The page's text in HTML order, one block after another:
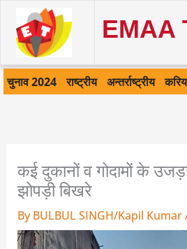
content
EMAA
चुनाव 2024 राष्ट्रीय अन्तर्राष्ट्रीय
कई दुकानों व गोदामों के
झोपड़ी बिखरे
ByBULBUL SINGH/Kapil Kumar